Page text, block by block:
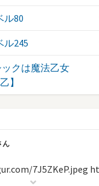
ル80
ル245
ックは魔法乙女
】
ん
7J5ZKeP.jpeg